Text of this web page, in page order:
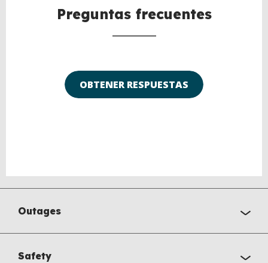
Preguntas frecuentes
OBTENER RESPUESTAS
Outages
Safety